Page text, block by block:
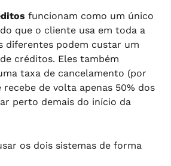
funcionam como um único
que o cliente usa em toda a
diferentes podem custar um
créditos. Eles também
taxa de cancelamento (por
de volta apenas 50% dos
perto demais do início da
os dois sistemas de forma